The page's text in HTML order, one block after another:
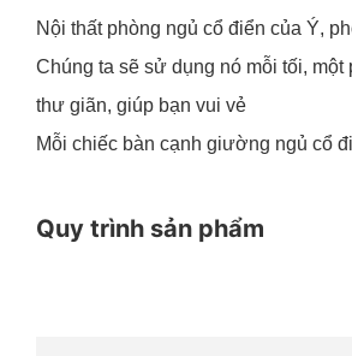
Nội thất phòng ngủ cổ điển của Ý,
Chúng ta sẽ sử dụng nó mỗi tối,
thư giãn, giúp bạn vui vẻ
Mỗi chiếc bàn cạnh giường ngủ cổ
Quy trình sản phẩm